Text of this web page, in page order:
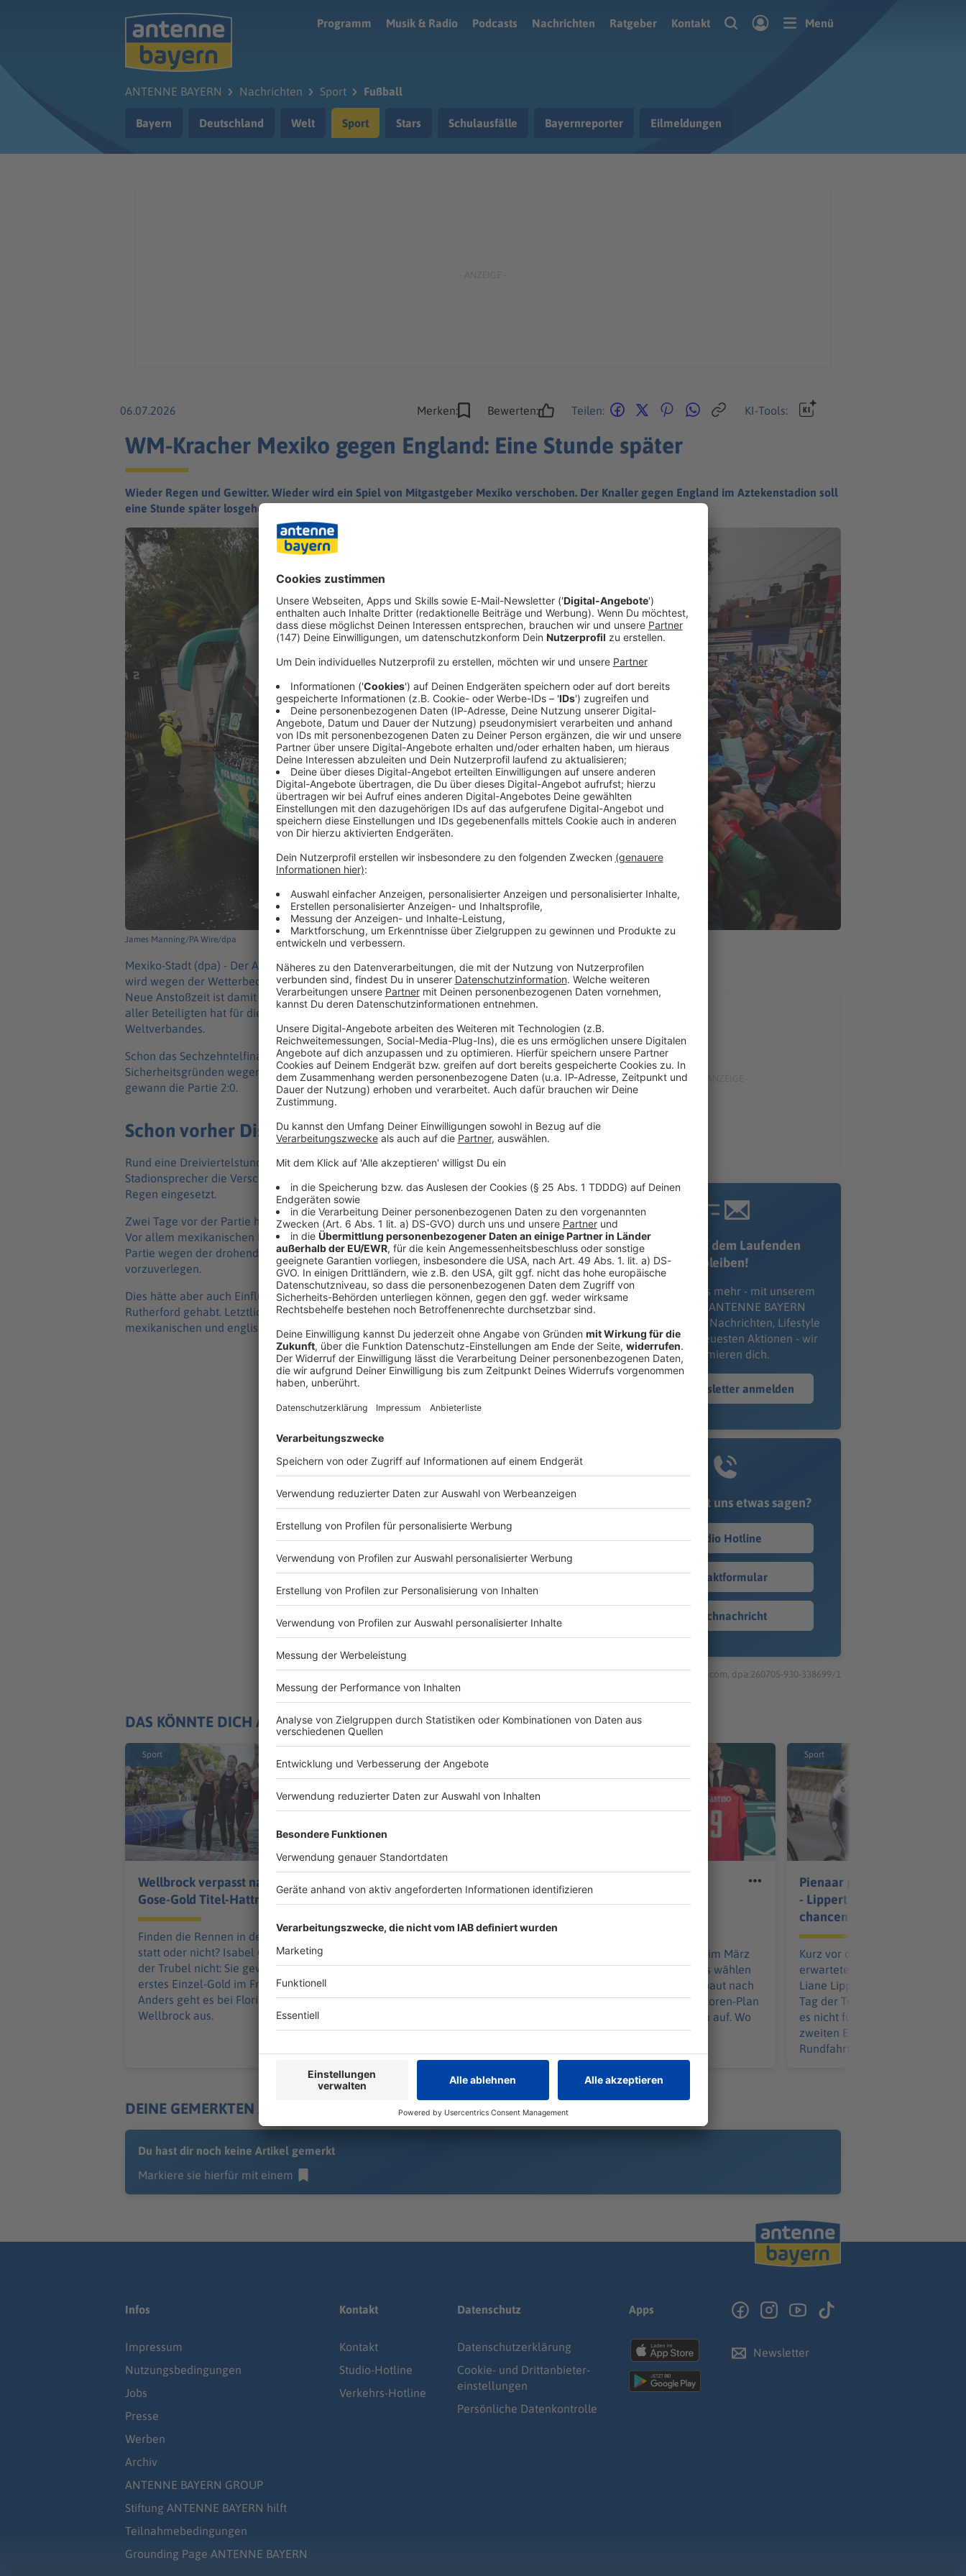
Programm
Musik & Radio Podcasts Nachrichten Ratgeber Kontakt Menü
ANTENNE BAYERN Nachrichten Sport Fußball
Bayern Deutschland Welt Sport Stars Schulausfälle Bayernreporter Eilmeldungen
06.07.2026 Merken: Bewerten: Teilen: KI-Tools:
WM-Kracher Mexiko gegen England: Eine Stunde später
Wieder Regen und Gewitter. Wieder wird ein Spiel von Mitgastgeber Mexiko verschoben. Der Knaller gegen England im Aztekenstadion soll
eine Stunde später losgehen.
James Manning/PA Wire/dpa
Mexiko-Stadt (dpa) - Der Achtelfinal-Kracher zwischen Mitgastgeber Mexiko und England
wird wegen der Wetterbedingungen in Mexiko-Stadt vorerst um eine Stunde verschoben.
Neue Anstoßzeit ist damit 19.00 Uhr Ortszeit (03.00 Uhr MESZ/Magenta TV). «Die Sicherheit
aller Beteiligten hat für die FIFA oberste Priorität», hieß es im Live-Ticker des
Weltverbandes.
Schon das Sechzehntelfinale gegen Ecuador im ehrwürdigen Aztekenstadion hatte aus
Sicherheitsgründen wegen eines Gewitters mit 60 Minuten Verspätung begonnen. Mexiko
gewann die Partie 2:0.
Schon vorher Diskussionen
Rund eine Dreiviertelstunde vor dem ursprünglichen Anpfiff gegen England gab der
Stadionsprecher die Verschiebung bekannt. Am Nachmittag hatte das Gewitter mit heftigem
Regen eingesetzt.
Zwei Tage vor der Partie hatte es Diskussionen über eine Vorverlegung der Partie gegeben.
Vor allem mexikanischen Medienberichten zufolge hatte es Überlegungen gegeben, die
Partie wegen der drohenden Unwetter um sechs Stunden auf 12.00 Uhr Ortszeit
vorzuverlegen.
Dies hätte aber auch Einfluss auf das Spiel zwischen Norwegen und Brasilien in East
Rutherford gehabt. Letztlich blieb es auch nach angeblichen Beschwerden des
mexikanischen und englischen Verbandes bei der ursprünglichen Anstoßzeit.
Immer auf dem Laufenden
bleiben!
Verpass' nichts mehr - mit unserem
kostenlosen ANTENNE BAYERN
Newsletter. Ob Nachrichten, Lifestyle
oder unsere neuesten Aktionen - wir
informieren dich.
Zum Newsletter anmelden
Du möchtest uns etwas sagen?
Studio Hotline
Kontaktformular
Sprachnachricht
© dpa-infocom, dpa:260705-930-338699/1
DAS KÖNNTE DICH AUCH INTERESSIEREN
Sport
Wellbrock verpasst nach
Gose-Gold Titel-Hattrick
Finden die Rennen in der Seine
statt oder nicht? Isabel Gose stört
der Trubel nicht: Sie gewinnt ihr
erstes Einzel-Gold im Freiwasser.
Anders geht es bei Florian
Wellbrock aus.
Nada schlägt vierjährige
Sperre für Sprinter
gehört zu den deutschen
aber droht ihm eine lange Sperre.
Wer ist für und wer
Gianni Infantino will sich im März
2027 erneut als FIFA-Boss wählen
lassen. Europas Fußball baut nach
dem gescheiterten Investoren-Plan
druckvoll eine Opposition auf. Wo
steht der Rest der Welt?
Sport
Pienaar gewinnt Etappe
- Lippert im Sprint
chancenlos
Kurz vor der sehnsüchtig
erwarteten Ventoux-Etappe
Liane Lippert vorn mit am
Tag der Tour. Doch im Sprint
es nicht für ihren insgesamt
zweiten Etappensieg bei der
Rundfahrt.
DEINE GEMERKTEN ARTIKEL
Du hast dir noch keine Artikel gemerkt
Markiere sie hierfür mit einem
Infos
Impressum
Nutzungsbedingungen
Jobs
Presse
Werben
Archiv
ANTENNE BAYERN GROUP
Stiftung ANTENNE BAYERN hilft
Teilnahmebedingungen
Grounding Page ANTENNE BAYERN
Kontakt
Kontakt
Studio-Hotline
Verkehrs-Hotline
Datenschutz
Datenschutz­erklärung
Cookie- und Drittanbieter-
einstellungen
Persönliche Datenkontrolle
Apps
Newsletter